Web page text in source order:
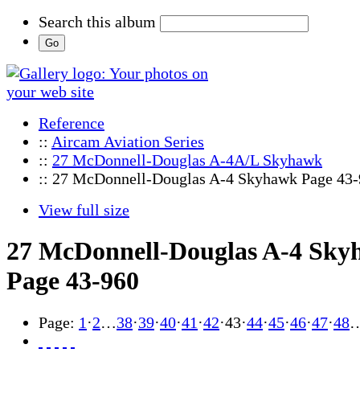
Search this album
Reference
:: Aircam Aviation Series
:: 27 McDonnell-Douglas A-4A/L Skyhawk
:: 27 McDonnell-Douglas A-4 Skyhawk Page
View full size
27 McDonnell-Douglas A-4
Page 43-960
Page: 1 ·2…38·39·40·41 ·42·43·44·45·46·47·48